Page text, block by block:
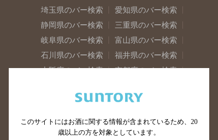
埼玉県のバー検索
愛知県のバー検索
静岡県のバー検索
三重県のバー検索
岐阜県のバー検索
富山県のバー検索
石川県のバー検索
福井県のバー検索
大阪府のバー検索
京都府のバー検索
滋賀県のバー検索
和歌山県のバー検索
山口県のバー検索
鳥取県のバー検索
このサイトにはお酒に関する情報が含まれているため、 20
歳以上の方を対象としています。